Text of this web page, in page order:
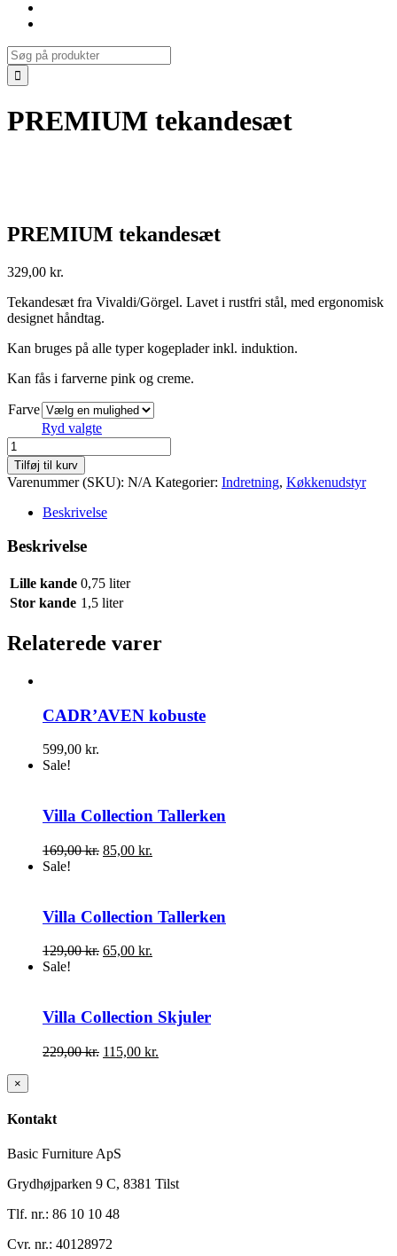
Search
for:
PREMIUM tekandesæt
PREMIUM tekandesæt
329,00 kr.
Tekandesæt fra Vivaldi/Görgel. Lavet i rustfri stål, med ergonomisk
designet håndtag.
Kan bruges på alle typer kogeplader inkl. induktion.
Kan fås i farverne pink og creme.
Farve
Ryd valgte
PREMIUM
tekandesæt
antal
Tilføj til kurv
Varenummer (SKU): N/A Kategorier: Indretning, Køkkenudstyr
Beskrivelse
Beskrivelse
Lille kande 0,75 liter
Stor kande 1,5 liter
Relaterede varer
CADR’AVEN kobuste
599,00 kr.
Sale!
Villa Collection Tallerken
169,00kr. Den
169,00 kr..
85,00 kr.
85,00 kr..
Sale!
Villa Collection Tallerken
129,00kr. Den
129,00 kr..
65,00 kr.
65,00 kr..
Sale!
Villa Collection Skjuler
229,00kr. Den
115,00 kr.
Close
product
view
×
Kontakt
Basic Furniture ApS
Grydhøjparken 9 C, 8381 Tilst
Tlf. nr.: 86 10 10 48
Cvr. nr.: 40128972